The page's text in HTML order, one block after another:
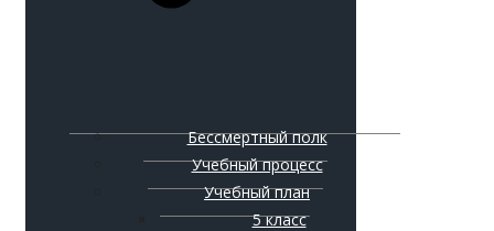
Бессмертный полк
Учебный процесс
Учебный план
5 класс